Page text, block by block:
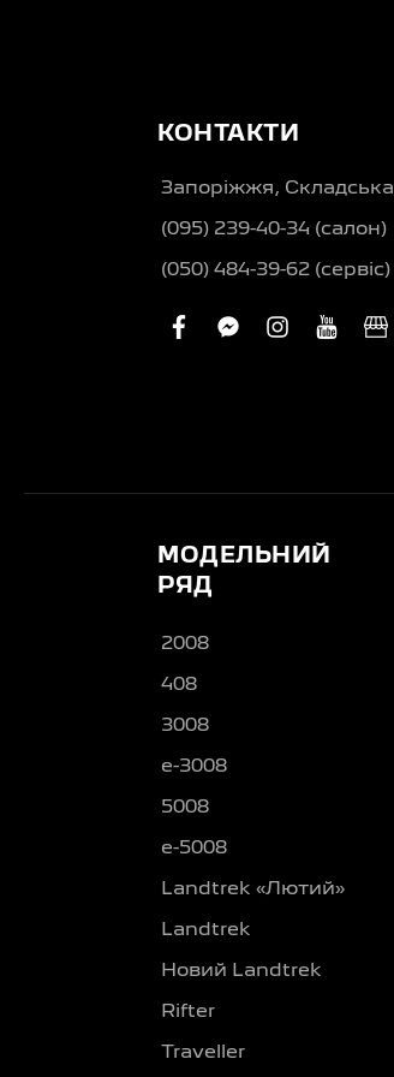
КОНТАКТИ
Запоріжжя,
(095) 239-40-34 (салон)
(050) 484-39-62 (сервіс)
facebook
facebook-
МОДЕЛЬНИЙ
РЯД
2008
408
3008
e-3008
5008
e-5008
Landtrek «Лютий»
Landtrek
Новий Landtrek
Rifter
Traveller